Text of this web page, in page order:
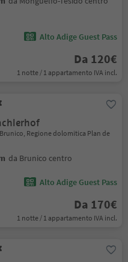
Alto Adige Guest Pass
Da 120€
1 notte / 1 appartamento IVA incl.
Regione dolomitica Plan de
da Brunico centro
Alto Adige Guest Pass
Da 170€
1 notte / 1 appartamento IVA incl.